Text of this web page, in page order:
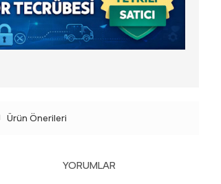
Ürün Önerileri
YORUMLAR